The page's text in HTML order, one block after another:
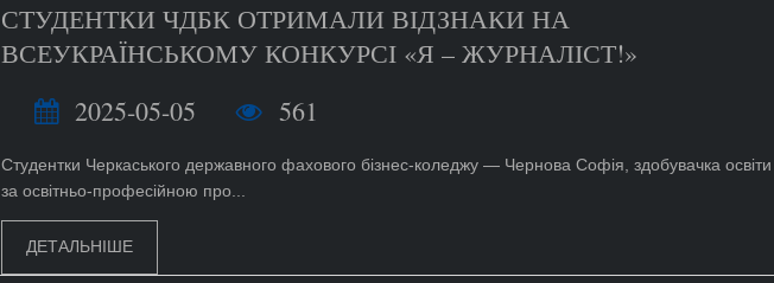
СТУДЕНТКИ ЧДБК ОТРИМАЛИ ВІДЗНАКИ НА
ВСЕУКРАЇНСЬКОМУ КОНКУРСІ «Я – ЖУРНАЛІСТ!»
2025-05-05
561
Студентки Черкаського державного фахового бізнес-коледжу — Чернова Софія, здобувачка освіти
за освітньо-професійною про...
ДЕТАЛЬНІШЕ